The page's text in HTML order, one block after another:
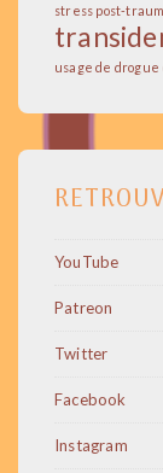
stress post-
usage de drogue
YouTube
Patreon
Twitter
Facebook
Instagram